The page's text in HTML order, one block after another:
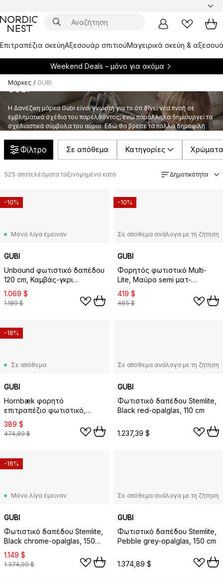
Επιτραπέζια σκεύηΑξεσουάρ σπιτιούΜαγειρικά σκεύη &
Weekend Deals – μόνο για ακόμα
Μάρκες / GUBI
GUBI
Η Δανέζικη μάρκα Gubi είναι γνωστή για το ότι δίνει νέα πνοή σε
εμβληματικά σχέδια του παρελθόντος, ενώ παράλληλα δημιουργεί τα
σχεδιαστικά σύμβολα του αύριο. Εδώ θα βρείτε τα πολλά δημοφιλή
Φίλτρο Σε απόθεμα Κατηγορίες Χρώματα
525 αποτελέσματα ταξινομημένα κατά Δημοτικότητα
Μόνο λίγα έμειναν
GUBI
Unbound φωτιστικό δαπέδου
120 cm, Καμβάς-γκρι
μάρμαρο
1.069 $
1.189 $
-10%
Σε απόθεμα ανάλογα με τη ζήτηση
GUBI
Φορητός φωτιστικό Multi-
Lite, Μαύρο semi ματ-
μπρούτζος
419 $
465 $
-10%
Σε απόθεμα
GUBI
Hornbæk φορητό
επιτραπέζιο φωτιστικό,
Poppy κίτρινο
389 $
474,89 $
-18%
Σε απόθεμα ανάλογα με τη ζήτηση
GUBI
Φωτιστικό δαπέδου Stemlite,
Black red-opalglas, 110 cm
1.237,39 $
Μόνο λίγα έμειναν
GUBI
Φωτιστικό δαπέδου Stemlite,
Black chrome-opalglas, 150
cm
1.149 $
1.374,90 $
-16%
Σε απόθεμα ανάλογα με τη ζήτηση
GUBI
Φωτιστικό δαπέδου Stemlite,
Pebble grey-opalglas, 150 cm
1.374,89 $